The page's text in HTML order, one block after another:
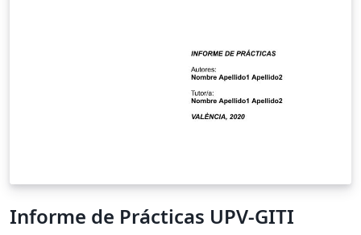
Informe de Prácticas UPV-GITI